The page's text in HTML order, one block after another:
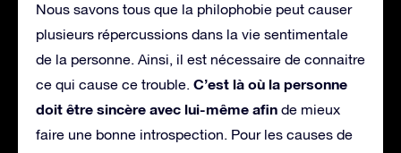
Nous savons tous que la philophobie peut causer
plusieurs répercussions dans la vie sentimentale
de la personne. Ainsi, il est nécessaire de connaitre
ce qui cause ce trouble. C’est là où la personne
doit être sincère avec lui-même afin de mieux
faire une bonne introspection. Pour les causes de